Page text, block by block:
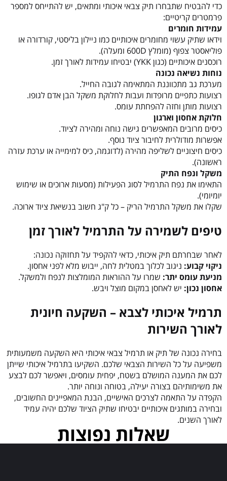
כדי להבטיח שתבחרו תיק צבאי איכותי ומתאים, יש להתייחס למספר
פרמטרים קריטיים:
עמידות חומרים
וידאו שתיק עשוי מחומרים איכותיים כמו ניילון בליסטי, קורדורה או
פוליאסטר צפוף (מומלץ 600D ומעלה).
רוכסנים איכותיים (כגון YKK) יבטיחו עמידות לאורך זמן.
נוחות נשיאה נכונה
מערכת גב מתכווננת המתאימה לגובה החייל.
רצועות כתפיים מרופדות ועבות לחלוקת משקל הבן אדם לגופו.
רצועות מותן וחזה להפחתת עומס.
חלוקת אחסון וארגון
כיסים מרובים המאפשרים גישה נוחה ומהירה לציוד.
אפשרות מודולרית לחיבור ציוד נוסף.
כיסים חיצוניים לשליפה מהירה (לדוגמה, כיס למימייה או ערכת עזרה
ראשונה).
משקל ונפח התיק
התאימו את נפח התרמיל לסוג הפעילות (מסעות ארוכים או שימוש
יומיומי).
שקלו את משקל התרמיל הריק – כל ק"ג חשוב בנשיאת ציוד ארוכה.
טיפים לשמירה על התרמיל לאורך זמן
לאחר שבחרתם תיק איכותי, כדאי להקפיד על תחזוקה נכונה:
ניקוי קבוע: ניגוב לכלוך במטלית לחה, ייבוש מלא לפני אחסון.
מניעת עומס יתר: שמרו על ההוראות המומלצות לנפח ולמשקל.
אחסון נכון: יש לאחסן במקום מוצל ויבש.
תרמיל איכותי לצבא – השקעה חיונית
לאורך השירות
בחירה נכונה של תיק או תרמיל צבאי איכותי היא השקעה משמעותית
משפיעה על כל השירות הצבאי שלכם. השקיעו בתרמיל איכותי שייתן
לכם את המענה המושלם בשטח, יפחית עומסים, ויאפשר לכם לבצע
את משימותיהם בצורה יעילה, בטוחה ונוחה יותר.
הקפדה על התאמה לצרכים האישיים, הבנת המאפיינים החשובים,
ובחירה במותגים איכותיים יבטיחו שתיק הציוד שלכם יהיה עמיד
לאורך השנים.
שאלות נפוצות